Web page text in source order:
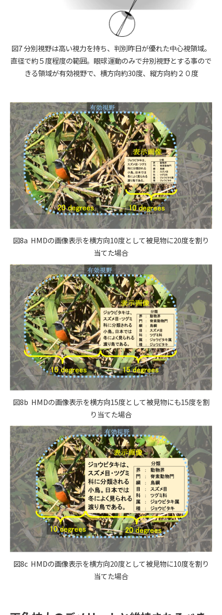
図7 分別視野は高い視力を持ち、判別昨日が優れた中心視領域。
直径で約５度程度の範囲。眼球運動のみで弁別視野とする事ので
きる領域が有効視野で、横方向約30度、縦方向約２０度
図8a HMDの画像表示を横方向10度として被見物に20度を割り
当てた場合
図8b HMDの画像表示を横方向15度として被見物にも15度を割
り当てた場合
図8c HMDの画像表示を横方向20度として被見物に10度を割り
当てた場合